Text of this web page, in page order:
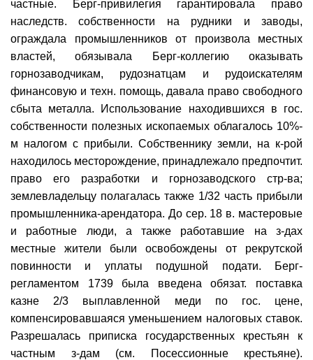
частные. Берг-привилегия гарантировала право
наследств. собственности на рудники и заводы,
ограждала промышленников от произвола местных
властей, обязывала Берг-коллегию оказывать
горнозаводчикам, рудознатцам и рудоискателям
финансовую и техн. помощь, давала право свободного
сбыта металла. Использование находившихся в гос.
собственности полезных ископаемых облагалось 10%-
м налогом с прибыли. Собственнику земли, на к-рой
находилось месторождение, принадлежало предпочтит.
право его разработки и горнозаводского стр-ва;
землевладельцу полагалась также 1/32 часть прибыли
промышленника-арендатора. До сер. 18 в. мастеровые
и работные люди, а также работавшие на з-дах
местные жители были освобождены от рекрутской
повинности и уплаты подушной подати. Берг-
регламентом 1739 была введена обязат. поставка
казне 2/3 выплавленной меди по гос. цене,
компенсировавшаяся уменьшением налоговых ставок.
Разрешалась приписка государственных крестьян к
частным з-дам (см. Посессионные крестьяне).